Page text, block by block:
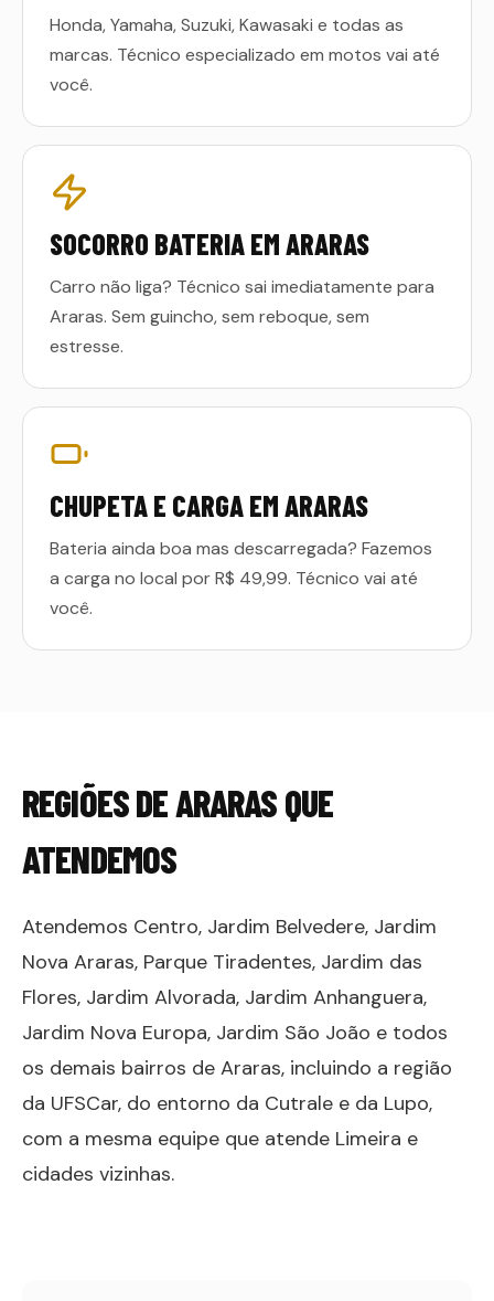
Honda, Yamaha, Suzuki, Kawasaki e todas as
marcas. Técnico especializado em motos vai até
você.
SOCORRO BATERIA EM ARARAS
Carro não liga? Técnico sai imediatamente para
Araras. Sem guincho, sem reboque, sem
estresse.
CHUPETA E CARGA EM ARARAS
Bateria ainda boa mas descarregada? Fazemos
a carga no local por R$ 49,99. Técnico vai até
você.
REGIÕES DEARARASQUE
ATENDEMOS
Atendemos Centro, Jardim Belvedere, Jardim
Nova Araras, Parque Tiradentes, Jardim das
Flores, Jardim Alvorada, Jardim Anhanguera,
Jardim Nova Europa, Jardim São João e todos
os demais bairros de Araras, incluindo a região
da UFSCar, do entorno da Cutrale e da Lupo,
com a mesma equipe que atende Limeira e
cidades vizinhas.